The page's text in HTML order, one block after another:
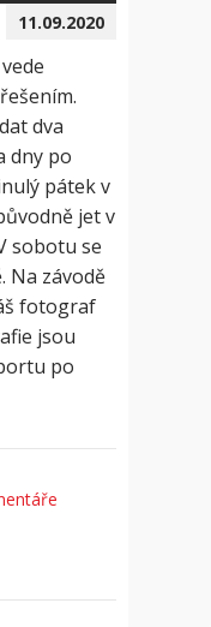
11.09.2020
dva
dny po
pátek v
jet v
sobotu se
Na závodě
fotograf
jsou
po